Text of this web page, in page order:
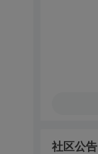
社区公告